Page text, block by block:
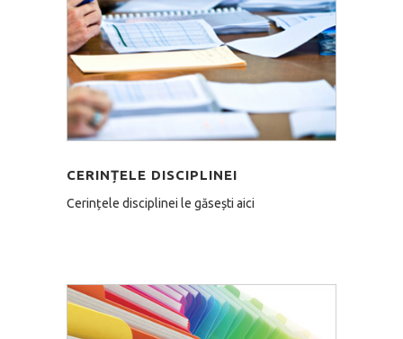
CERINȚELE DISCIPLINEI
Cerințele disciplinei le găsești aici